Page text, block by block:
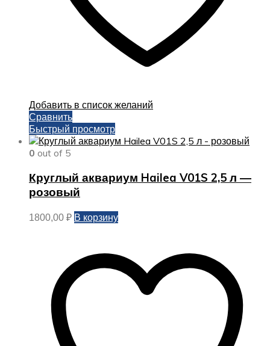
Добавить в список желаний
Сравнить
Быстрый просмотр
0 out of 5
Круглый аквариум Hailea V01S 2,5 л —
розовый
1800,00 ₽ В корзину